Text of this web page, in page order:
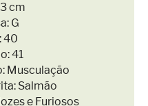
cm
G
40
41
Musculação
Salmão
e Furiosos